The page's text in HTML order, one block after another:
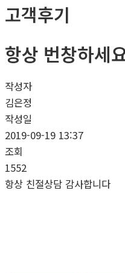
고객후기
항상 번창하세
작성자
김은정
작성일
2019-09-19 13:37
조회
1552
항상 친절상담 감사합니다